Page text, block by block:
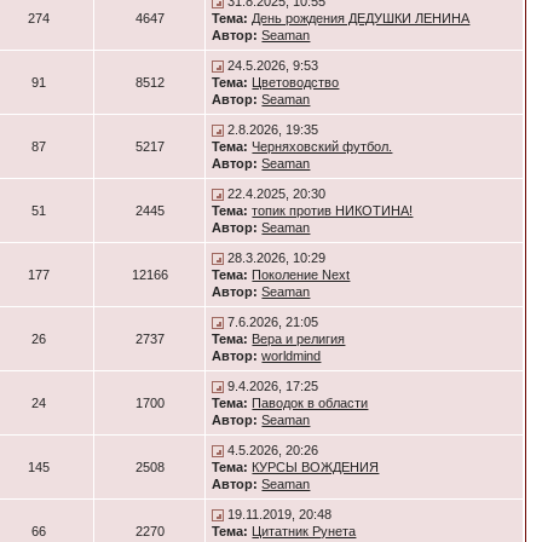
274 4647
Тема: День рождения ДЕДУШКИ ЛЕНИНА
Автор: Seaman
91 8512
24.5.2026, 9:53
Тема: Цветоводство
Автор: Seaman
87 5217
2.8.2026, 19:35
Тема: Черняховский футбол.
Автор: Seaman
51 2445
22.4.2025, 20:30
Тема: топик против НИКОТИНА!
Автор: Seaman
177 12166
28.3.2026, 10:29
Тема: Поколение Next
Автор: Seaman
26 2737
7.6.2026, 21:05
Тема: Вера и религия
Автор: worldmind
24 1700
9.4.2026, 17:25
Тема: Паводок в области
Автор: Seaman
145 2508
4.5.2026, 20:26
Тема: КУРСЫ ВОЖДЕНИЯ
Автор: Seaman
66 2270
19.11.2019, 20:48
Тема: Цитатник Рунета